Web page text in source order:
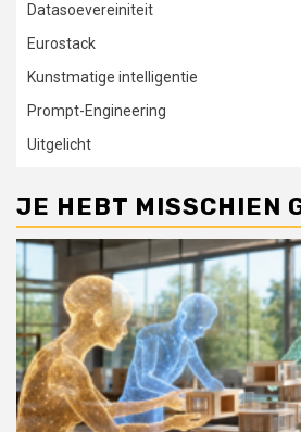
Datasoevereiniteit
Eurostack
Kunstmatige intelligentie
Prompt-Engineering
Uitgelicht
JE HEBT MISSCHIEN